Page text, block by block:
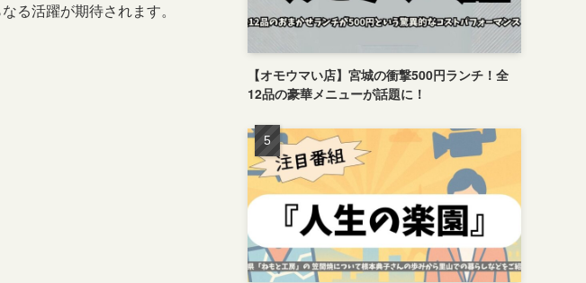
る活躍が期待されます。
【オモウマい店】宮城の衝撃500円ランチ！全
12品の豪華メニューが話題に！